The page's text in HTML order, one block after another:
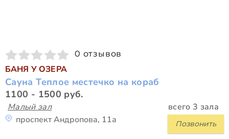
0 отзывов
БАНЯ У ОЗЕРА
Сауна Теплое местечко на кораб
1100 - 1500 руб.
Малый зал всего 3 зала
Позвонить
проспект Андропова, 11а